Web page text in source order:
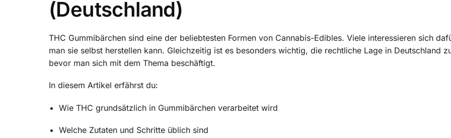
(Deutschland)
THC Gummibärchen sind eine der beliebtesten Formen von Cannabis-Edibles. Viele interessieren sich
man sie selbst herstellen kann. Gleichzeitig ist es besonders wichtig, die rechtliche Lage in Deutschland
bevor man sich mit dem Thema beschäftigt.
In diesem Artikel erfährst du:
Wie THC grundsätzlich in Gummibärchen verarbeitet wird
Welche Zutaten und Schritte üblich sind